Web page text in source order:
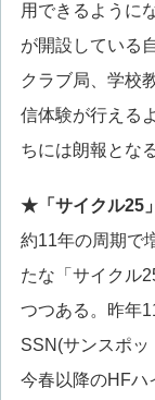
用できるように
が開設している
クラブ局、学校
信体験が行える
ちには朗報とな
★「サイクル25
約11年の周期で
たな「サイクル
つつある。昨年
SSN(サンスポッ
今春以降のHFハ